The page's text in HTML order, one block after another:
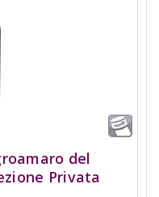
del
Privata